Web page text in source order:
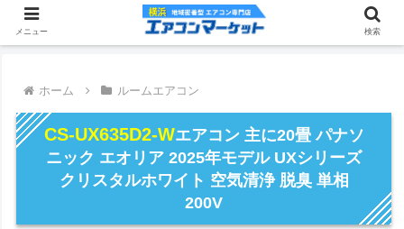
ホーム ルームエアコン
CS-UX635D2-Wエアコン 主に20畳 パナソ
ニック エオリア 2025年モデル UXシリーズ
クリスタルホワイト 空気清浄 脱臭 単相
200V
メニュー 検索